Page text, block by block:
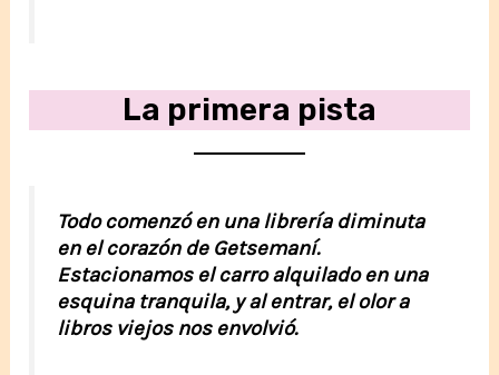
La primera pista
Todo comenzó en una librería diminuta
en el corazón de Getsemaní.
Estacionamos el carro alquilado en una
esquina tranquila, y al entrar, el olor a
libros viejos nos envolvió.